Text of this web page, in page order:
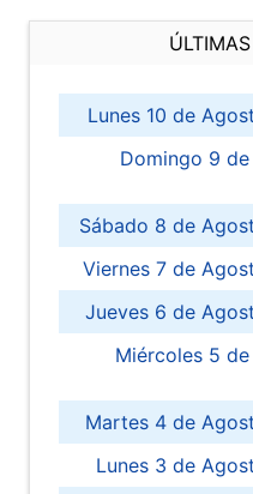
Lunes 10 de
Domingo 9
Sábado 8 de
Viernes 7 de
Jueves 6 de
Miércoles 5
Martes 4 de
Lunes 3 de